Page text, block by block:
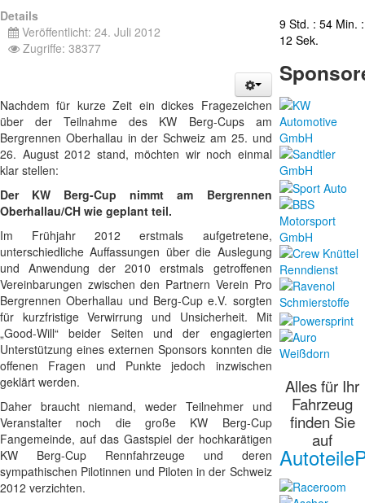
Details
Veröffentlicht: 24. Juli 2012
Zugriffe: 38377
Nachdem für kurze Zeit ein dickes Fragezeichen
über der Teilnahme des KW Berg-Cups am
Bergrennen Oberhallau in der Schweiz am 25. und
26. August 2012 stand, möchten wir noch einmal
klar stellen:
Der KW Berg-Cup nimmt am Bergrennen
Oberhallau/CH wie geplant teil.
Im Frühjahr 2012 erstmals aufgetretene,
unterschiedliche Auffassungen über die Auslegung
und Anwendung der 2010 erstmals getroffenen
Vereinbarungen zwischen den Partnern Verein Pro
Bergrennen Oberhallau und Berg-Cup e.V. sorgten
für kurzfristige Verwirrung und Unsicherheit. Mit
„Good-Will“ beider Seiten und der engagierten
Unterstützung eines externen Sponsors konnten die
offenen Fragen und Punkte jedoch inzwischen
geklärt werden.
Daher braucht niemand, weder Teilnehmer und
Veranstalter noch die große KW Berg-Cup
Fangemeinde, auf das Gastspiel der hochkarätigen
KW Berg-Cup Rennfahrzeuge und deren
sympathischen Pilotinnen und Piloten in der Schweiz
2012 verzichten.
9 Std. : 54 Min. :
11 Sek.
Alles für Ihr
Fahrzeug
finden Sie
auf